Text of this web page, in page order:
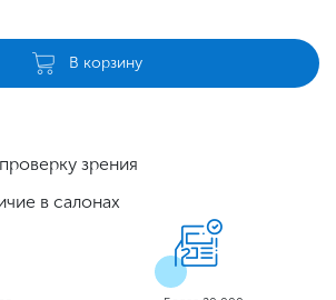
В корзину
зрения
в салонах